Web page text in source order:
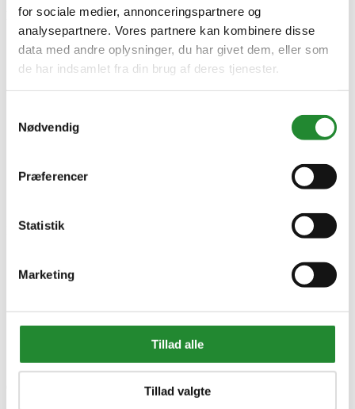
for sociale medier, annonceringspartnere og
analysepartnere. Vores partnere kan kombinere disse
data med andre oplysninger, du har givet dem, eller som
de har indsamlet fra din brug af deres tjenester.
Nødvendig
Præferencer
Statistik
Marketing
Tillad alle
Tillad valgte
DKK 18.999,00Inkl. moms
Information
Fortrydelsesret
Black Friday
Oversigt